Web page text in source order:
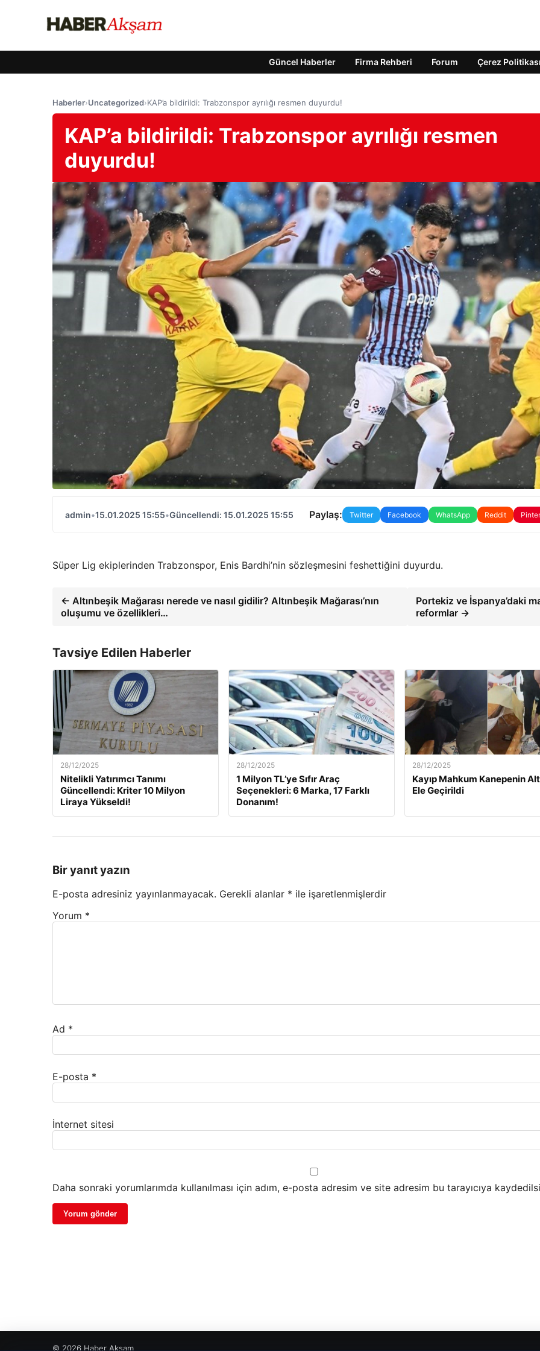
Güncel Haberler Firma Rehberi Forum Çerez Politikası
Haberler›Uncategorized›KAP’a bildirildi: Trabzonspor ayrılığı resmen duyurdu!
KAP’a bildirildi: Trabzonspor ayrılığı resmen
duyurdu!
admin•15.01.2025 15:55•Güncellendi: 15.01.2025 15:55 Paylaş: Twitter Facebook WhatsApp Reddit
Süper Lig ekiplerinden Trabzonspor, Enis Bardhi’nin sözleşmesini feshettiğini duyurdu.
← Altınbeşik Mağarası nerede ve nasıl gidilir? Altınbeşik Mağarası’nın
oluşumu ve özellikleri…
Portekiz ve İspanya’daki
reformlar →
Tavsiye Edilen Haberler
28/12/2025
Nitelikli Yatırımcı Tanımı
Güncellendi: Kriter 10 Milyon
Liraya Yükseldi!
28/12/2025
1 Milyon TL’ye Sıfır Araç
Seçenekleri: 6 Marka, 17 Farklı
Donanım!
28/12/2025
Kayıp Mahkum Kanepenin
Ele Geçirildi
Bir yanıt yazın
E-posta adresiniz yayınlanmayacak. Gerekli alanlar * ile işaretlenmişlerdir
Yorum *
Ad *
E-posta *
İnternet sitesi
Daha sonraki yorumlarımda kullanılması için adım, e-posta adresim ve site adresim bu tarayıcıya
© 2026 Haber Akşam